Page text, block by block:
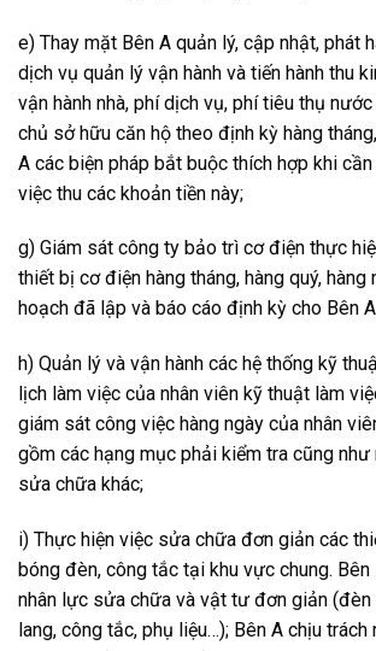
e) Thay mặt Bên A quản lý, cập nhật, phát
dịch vụ quản lý vận hành và tiến hành thu
vận hành nhà, phí dịch vụ, phí tiêu thụ
chủ sở hữu căn hộ theo định kỳ hàng
A các biện pháp bắt buộc thích hợp khi
việc thu các khoản tiền này;
g) Giám sát công ty bảo trì cơ điện thực
thiết bị cơ điện hàng tháng, hàng quý, hàng
hoạch đã lập và báo cáo định kỳ cho Bên
h) Quản lý và vận hành các hệ thống kỹ
lịch làm việc của nhân viên kỹ thuật làm
giám sát công việc hàng ngày của nhân
gồm các hạng mục phải kiểm tra cũng
sửa chữa khác;
i) Thực hiện việc sửa chữa đơn giản các
bóng đèn, công tắc tại khu vực chung. Bên
nhân lực sửa chữa và vật tư đơn giản (đèn
lang, công tắc, phụ liệu…); Bên A chịu trách